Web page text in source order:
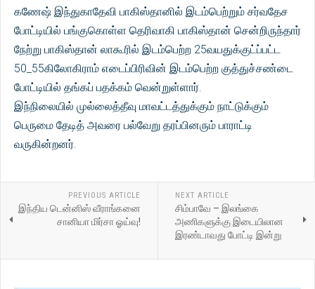
கணேஷ் இந்துகாதேவி பாகிஸ்தானில் இடம்பெற்றும் சர்வதேச
போட்டியில் பங்குகொள்ள தெரிவாகி பாகிஸ்தான் சென்றிருந்தார்
நேற்று பாகிஸ்தான் லாகூரில் இடம்பெற்ற 25வயதுக்குட்ப்பட்ட
50_55கிலோகிராம் எடைப்பிரிவின் இடம்பெற்ற குத்துச்சண்டை
போட்டியில் தங்கப் பதக்கம் வென்றுள்ளார்.
இந்நிலையில் முல்லைத்தீவு மாவட்டத்துக்கும் நாட்டுக்கும்
பெருமை தேடித் அவரை பல்வேறு தரப்பினரும் பாராட்டி
வருகின்றனர்.
PREVIOUS ARTICLE
இந்திய டென்னிஸ் வீராங்கனை
சானியா மிர்சா ஓய்வு!
NEXT ARTICLE
சிம்பாவே – இலங்கை
அணிகளுக்கு இடையிலான
இரண்டாவது போட்டி இன்று